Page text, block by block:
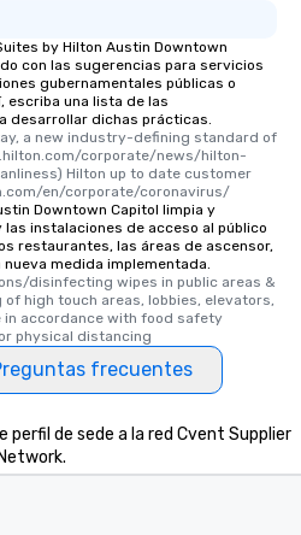
by Hilton Austin Downtown
con las sugerencias para servicios
gubernamentales públicas o
escriba una lista de las
desarrollar dichas prácticas.
a new industry-defining standard of
corporate/news/hilton-
Hilton up to date customer
en/corporate/coronavirus/
Downtown Capitol limpia y
instalaciones de acceso al público
restaurantes, las áreas de ascensor,
medida implementada.
disinfecting wipes in public areas &
high touch areas, lobbies, elevators,
in accordance with food safety
physical distancing
frecuentes
perfil de sede a la red Cvent Supplier
Network.